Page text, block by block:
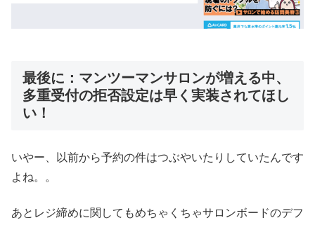
最後に：マンツーマンサロンが増える中、
多重受付の拒否設定は早く実装されてほし
い！
いやー、以前から予約の件はつぶやいたりしていたんです
よね。。
あとレジ締めに関してもめちゃくちゃサロンボードのデフ